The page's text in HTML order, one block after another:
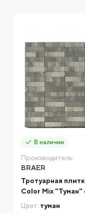
В наличии
Производитель:
BRAER
Тротуарная
Color Mix "Туман"
Цвет: туман